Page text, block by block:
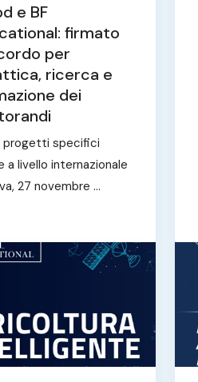
e BF
firmato
per
ricerca e
dei
progetti specifici
a livello internazionale
27 novembre ...